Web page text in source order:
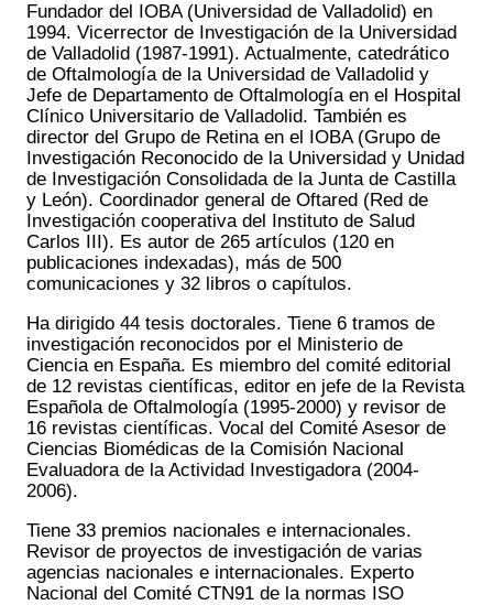
Fundador del IOBA (Universidad de Valladolid) en
1994. Vicerrector de Investigación de la Universidad
de Valladolid (1987-1991). Actualmente, catedrático
de Oftalmología de la Universidad de Valladolid y
Jefe de Departamento de Oftalmología en el Hospital
Clínico Universitario de Valladolid. También es
director del Grupo de Retina en el IOBA (Grupo de
Investigación Reconocido de la Universidad y Unidad
de Investigación Consolidada de la Junta de Castilla
y León). Coordinador general de Oftared (Red de
Investigación cooperativa del Instituto de Salud
Carlos III). Es autor de 265 artículos (120 en
publicaciones indexadas), más de 500
comunicaciones y 32 libros o capítulos.
Ha dirigido 44 tesis doctorales. Tiene 6 tramos de
investigación reconocidos por el Ministerio de
Ciencia en España. Es miembro del comité editorial
de 12 revistas científicas, editor en jefe de la Revista
Española de Oftalmología (1995-2000) y revisor de
16 revistas científicas. Vocal del Comité Asesor de
Ciencias Biomédicas de la Comisión Nacional
Evaluadora de la Actividad Investigadora (2004-
2006).
Tiene 33 premios nacionales e internacionales.
Revisor de proyectos de investigación de varias
agencias nacionales e internacionales. Experto
Nacional del Comité CTN91 de la normas ISO